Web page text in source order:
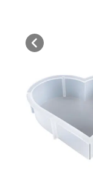
Previous